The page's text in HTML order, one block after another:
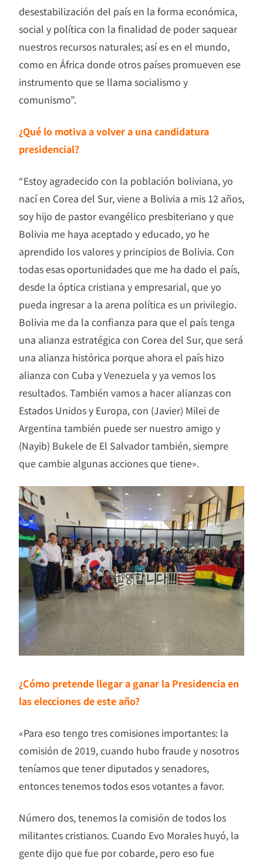
desestabilización del país en la forma económica,
social y política con la finalidad de poder saquear
nuestros recursos naturales; así es en el mundo,
como en África donde otros países promueven ese
instrumento que se llama socialismo y
comunismo”.
¿Qué lo motiva a volver a una candidatura
presidencial?
“Estoy agradecido con la población boliviana, yo
nací en Corea del Sur, viene a Bolivia a mis 12 años,
soy hijo de pastor evangélico presbiteriano y que
Bolivia me haya aceptado y educado, yo he
aprendido los valores y principios de Bolivia. Con
todas esas oportunidades que me ha dado el país,
desde la óptica cristiana y empresarial, que yo
pueda ingresar a la arena política es un privilegio.
Bolivia me da la confianza para que el país tenga
una alianza estratégica con Corea del Sur, que será
una alianza histórica porque ahora el país hizo
alianza con Cuba y Venezuela y ya vemos los
resultados. También vamos a hacer alianzas con
Estados Unidos y Europa, con (Javier) Milei de
Argentina también puede ser nuestro amigo y
(Nayib) Bukele de El Salvador también, siempre
que cambie algunas acciones que tiene».
¿Cómo pretende llegar a ganar la Presidencia en
las elecciones de este año?
«Para eso tengo tres comisiones importantes: la
comisión de 2019, cuando hubo fraude y nosotros
teníamos que tener diputados y senadores,
entonces tenemos todos esos votantes a favor.
Número dos, tenemos la comisión de todos los
militantes cristianos. Cuando Evo Morales huyó, la
gente dijo que fue por cobarde, pero eso fue